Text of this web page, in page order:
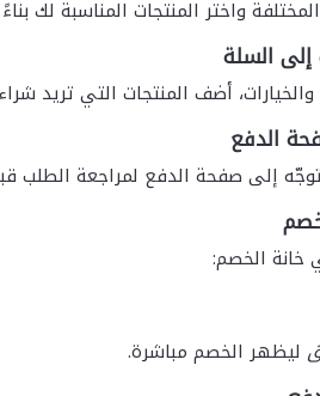
واختر المنتجات المناسبة لك
والخيارات، أضف المنتجات التي تريد
إلى صفحة الدفع لمراجعة الطلب
خانة الخصم:
ليظهر الخصم مباشرة.